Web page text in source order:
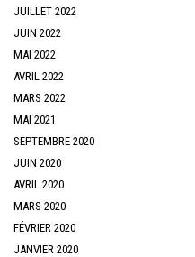
JUILLET 2022
JUIN 2022
MAI 2022
AVRIL 2022
MARS 2022
MAI 2021
SEPTEMBRE 2020
JUIN 2020
AVRIL 2020
MARS 2020
FÉVRIER 2020
JANVIER 2020